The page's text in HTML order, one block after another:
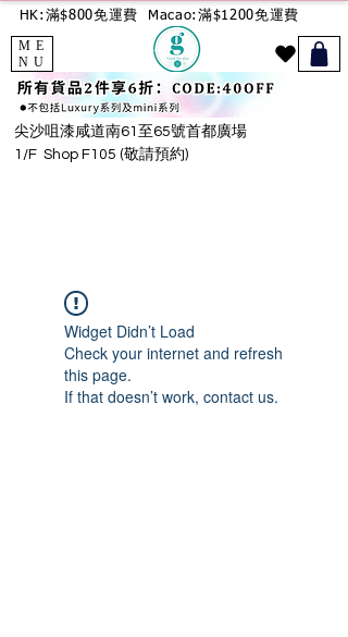
HK:滿$800免運費 Macao:滿$1200免運費
ME
NU
尖沙咀漆咸道南61至65號首都廣場
1/F Shop F105 (敬請預約)
Widget Didn’t Load
Check your internet and refresh
this page.
If that doesn’t work, contact us.